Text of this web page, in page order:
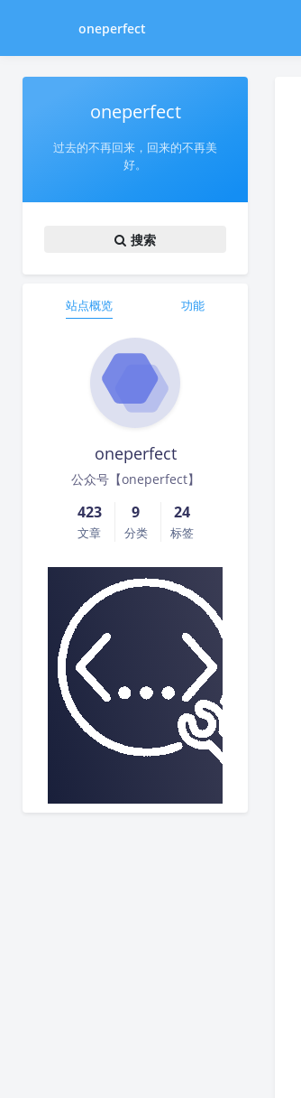
oneperfect
oneperfect
过去的不再回来，回来的不再美
好。
搜索
站点概览 功能
oneperfect
公众号【oneperfect】
423
文章
9
分类
24
标签